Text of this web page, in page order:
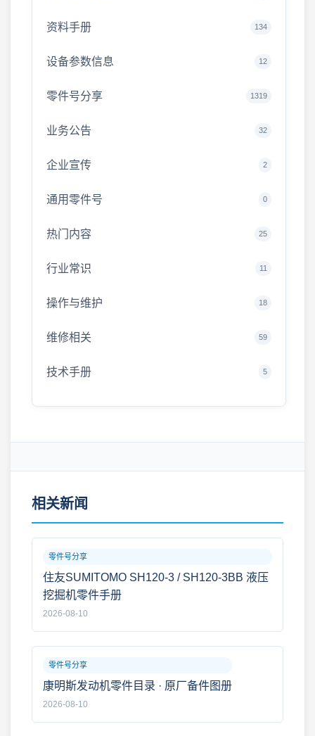
资料手册 134
设备参数信息 12
零件号分享 1319
业务公告 32
企业宣传 2
通用零件号 0
热门内容 25
行业常识 11
操作与维护 18
维修相关 59
技术手册 5
相关新闻
零件号分享
住友SUMITOMO SH120-3 / SH120-3BB 液压
挖掘机零件手册
2026-08-10
零件号分享
康明斯发动机零件目录 · 原厂备件图册
2026-08-10